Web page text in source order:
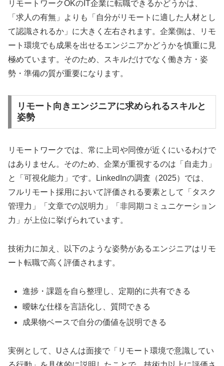
リモートワークOKのIT企業に転職できるかどうかは、
「求人の有無」よりも「自分がリモートに適した人材とし
て認識されるか」に大きく左右されます。企業側は、リモ
ート環境でも成果を出せるエンジニアかどうかを慎重に見
極めています。そのため、スキルだけでなく働き方・姿
勢・準備の質が重要になります。
リモート向きエンジニアに求められるスキルと
姿勢
リモートワークでは、常に上司や同僚が近くにいるわけで
はありません。そのため、企業が重視するのは「自走力」
と「可視化能力」です。LinkedInの調査（2025）では、
フルリモート採用において評価される要素として「タスク
管理力」「文章での説明力」「非同期コミュニケーション
力」が上位に挙げられています。
技術力に加え、以下のような姿勢があるエンジニアはリモ
ート転職で高く評価されます。
進捗・課題を自ら整理し、定期的に共有できる
曖昧な仕様を言語化し、質問できる
成果物ベースで自分の価値を説明できる
実例として、Uさんは面接で「リモート環境で意識してい